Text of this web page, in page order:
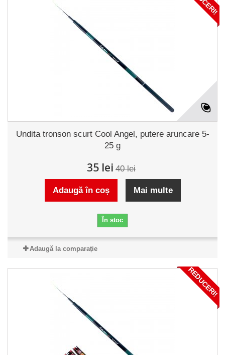
Undita tronson scurt Cool Angel, putere aruncare 5-
25 g
35 lei 40 lei
Adaugă în coș Mai multe
În stoc
Adaugă la comparație
REDUCERI!